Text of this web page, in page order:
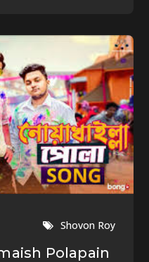
Shovon Roy
Polapain